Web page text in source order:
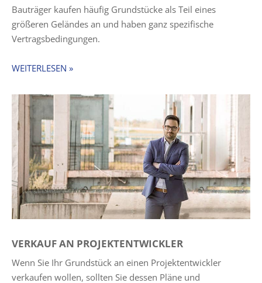
Bauträger kaufen häufig Grundstücke als Teil eines
größeren Geländes an und haben ganz spezifische
Vertragsbedingungen.
WEITERLESEN »
VERKAUFAN PROJEKTENTWICKLER
Wenn Sie Ihr Grundstück an einen Projektentwickler
verkaufen wollen, sollten Sie dessen Pläne und